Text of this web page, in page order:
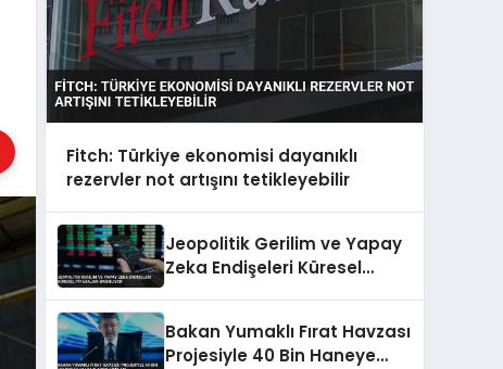
Fitch: Türkiye ekonomisi dayanıklı
rezervler not artışını tetikleyebilir
Jeopolitik Gerilim ve Yapay
Zeka Endişeleri Küresel
Bakan Yumaklı Fırat Havzası
Projesiyle 40 Bin Haneye